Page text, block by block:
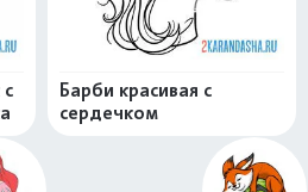
Барби красивая с
сердечком